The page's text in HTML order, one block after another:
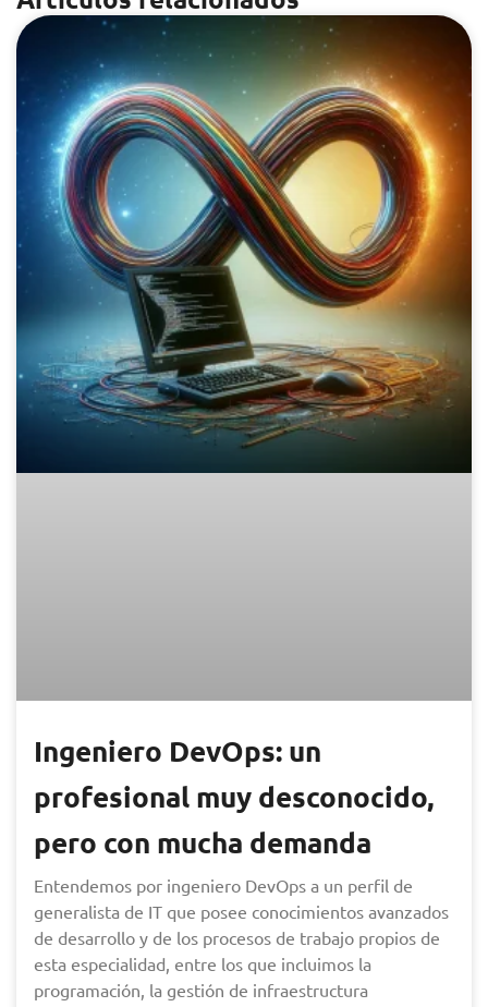
Ingeniero DevOps: un
profesional muy desconocido,
pero con mucha demanda
Entendemos por ingeniero DevOps a un perfil de
generalista de IT que posee conocimientos avanzados
de desarrollo y de los procesos de trabajo propios de
esta especialidad, entre los que incluimos la
programación, la gestión de infraestructura